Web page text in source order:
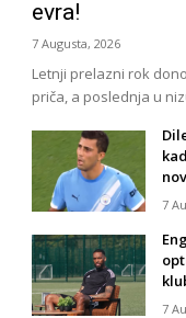
evra!
7 Augusta, 2026
Letnji prelazni rok
priča, a poslednja u
7
7